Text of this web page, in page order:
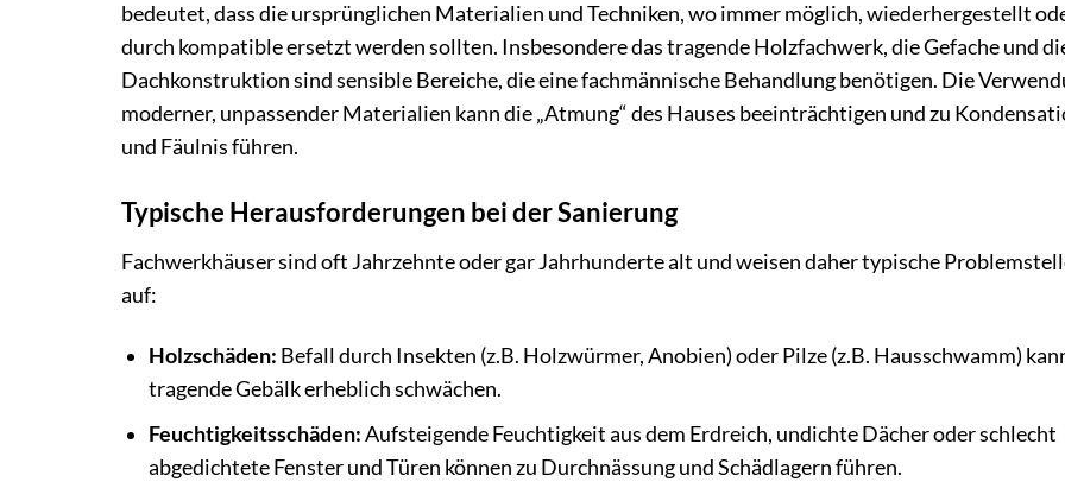
bedeutet, dass die ursprünglichen Materialien und Techniken, wo immer möglich, wiederhergestellt
durch kompatible ersetzt werden sollten. Insbesondere das tragende Holzfachwerk, die Gefache und
Dachkonstruktion sind sensible Bereiche, die eine fachmännische Behandlung benötigen. Die
moderner, unpassender Materialien kann die „Atmung“ des Hauses beeinträchtigen und zu
und Fäulnis führen.
Typische Herausforderungen bei der Sanierung
Fachwerkhäuser sind oft Jahrzehnte oder gar Jahrhunderte alt und weisen daher typische
auf:
Holzschäden: Befall durch Insekten (z.B. Holzwürmer, Anobien) oder Pilze (z.B. Hausschwamm)
tragende Gebälk erheblich schwächen.
Feuchtigkeitsschäden:Aufsteigende Feuchtigkeit aus dem Erdreich, undichte Dächer oder schlecht
abgedichtete Fenster und Türen können zu Durchnässung und Schädlagern führen.